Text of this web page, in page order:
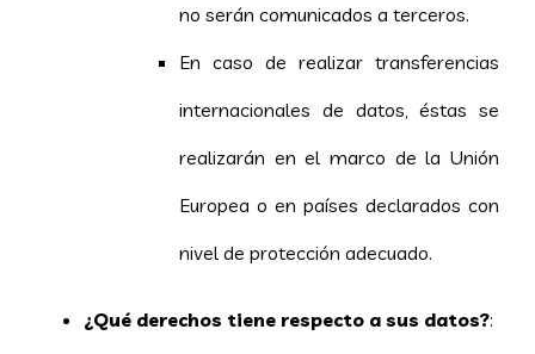
no serán comunicados a terceros.
En caso de realizar transferencias
internacionales de datos, éstas se
realizarán en el marco de la Unión
Europea o en países declarados con
nivel de protección adecuado.
¿Qué derechos tiene respecto a sus datos?: